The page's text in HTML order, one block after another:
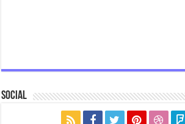
Social